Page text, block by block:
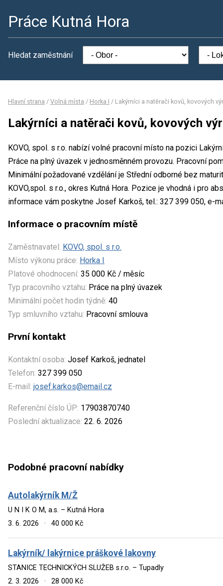
Práce Kutná Hora
Hledat zaměstnání
Hlavní strana / Volná místa / Horka I / Lakýrníci a natěrači kovů, kovových
Lakýrníci a natěrači kovů, kovových
KOVO, spol. s r.o. nabízí volné pracovní místo na pozici
Práce na plný úvazek v jednosměnném provozu. Pracovní
Minimální požadované vzdělání je Střední odborné bez
KOVO,spol. s r.o., okres Kutná Hora. Pozice je vhodná i pro
informace vám poskytne Josef Karkoš, tel.: 327 399 050, e-
Informace o pracovním místě
Zaměstnavatel: KOVO, spol. s r.o.
Místo výkonu práce: Horka I
Platové ohodnocení: 35 000 Kč / měsíc
Typ pracovního vztahu: Práce na plný úvazek
Minimální počet hodin týdně: 40
Typ smluvního vztahu: Pracovní smlouva
První kontakt
Kontaktní osoba: Josef Karkoš, jednatel
Telefon: 327 399 050
E-mail: josef.karkos@email.cz
Referenční číslo ÚP: 17903870740
Poslední aktualizace: 22. 6. 2026
Podobné pracovní nabídky
Autolakýrník M/Ž
U N I K O M, a.s. – Kutná Hora
3. 6. 2026
· 40 000 Kč
Lakýrník/ lakýrnice práškové lakovny
STANICE TECHNICKÝCH SLUŽEB s.r.o. – Tupadly
2. 3. 2026
· 28 000 Kč